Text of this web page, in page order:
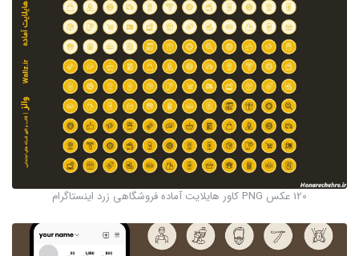
120 عکس PNG کاور هایلایت آماده فروشگاهی زرد اینستاگرام